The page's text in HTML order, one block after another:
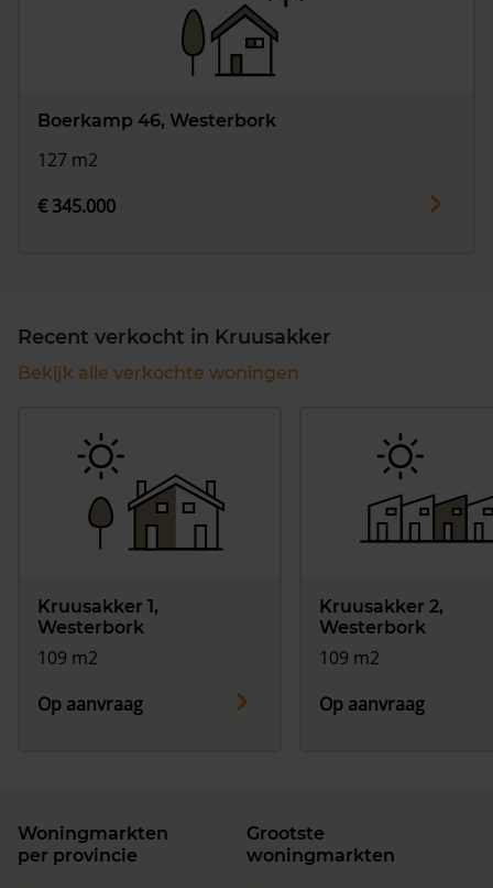
Boerkamp 46, Westerbork
127 m2
€ 345.000
Recent verkocht in Kruusakker
Bekijk alle verkochte woningen
Kruusakker 1,
Westerbork
109 m2
Op aanvraag
Kruusakker 2,
Westerbork
109 m2
Op aanvraag
Woningmarkten
per provincie
Grootste
woningmarkten